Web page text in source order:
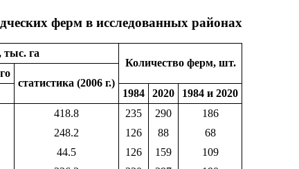
ферм в исследованных районах
га
Количество ферм, шт.
статистика (2006 г.)
1984 2020
1984 и 2020
418.8 235 290
186
248.2 126 88
68
44.5 126 159
109